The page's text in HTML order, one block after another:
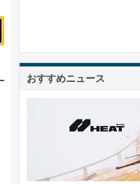
おすすめニュース